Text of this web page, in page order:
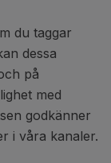
du taggar
dessa
på
med
godkänner
i våra kanaler.